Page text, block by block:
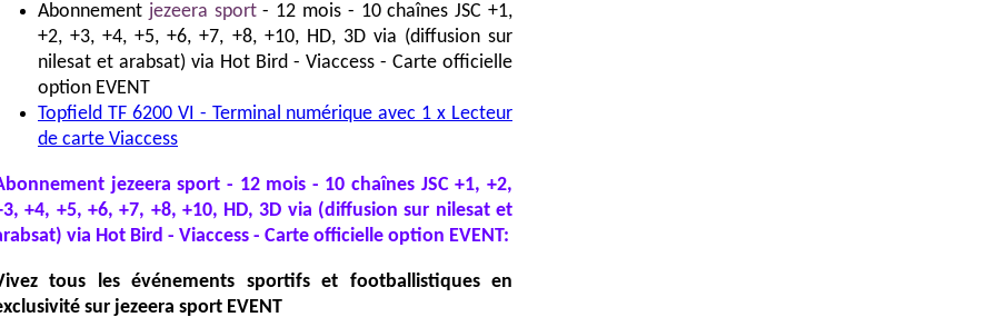
Abonnement jezeera sport- 12 mois - 10 chaînes JSC +1,
+2, +3, +4, +5, +6, +7, +8, +10, HD, 3D via (diffusion sur
nilesat et arabsat) via Hot Bird - Viaccess - Carte officielle
option EVENT
Topfield TF 6200 VI - Terminal numérique avec 1 x Lecteur
de carte Viaccess
jezeera sport - 12 mois - 10 chaînes JSC +1, +2,
+4, +5, +6, +7, +8, +10, HD, 3D via (diffusion sur nilesat et
via Hot Bird - Viaccess - Carte officielle option EVENT:
tous les événements sportifs et footballistiques en
sur jezeera sport EVENT